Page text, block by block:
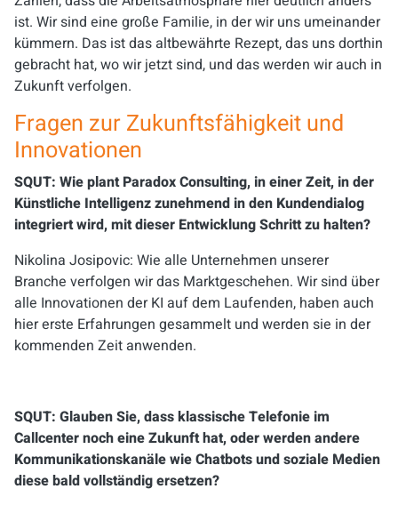
ist. Wir sind eine große Familie, in der wir uns umeinander
kümmern. Das ist das altbewährte Rezept, das uns dorthin
gebracht hat, wo wir jetzt sind, und das werden wir auch in
Zukunft verfolgen.
Fragen zur Zukunftsfähigkeit und
Innovationen
SQUT: Wie plant Paradox Consulting, in einer Zeit, in der
Künstliche Intelligenz zunehmend in den Kundendialog
integriert wird, mit dieser Entwicklung Schritt zu halten?
Nikolina Josipovic: Wie alle Unternehmen unserer
Branche verfolgen wir das Marktgeschehen. Wir sind über
alle Innovationen der KI auf dem Laufenden, haben auch
hier erste Erfahrungen gesammelt und werden sie in der
kommenden Zeit anwenden.
SQUT: Glauben Sie, dass klassische Telefonie im
Callcenter noch eine Zukunft hat, oder werden andere
Kommunikationskanäle wie Chatbots und soziale Medien
diese bald vollständig ersetzen?